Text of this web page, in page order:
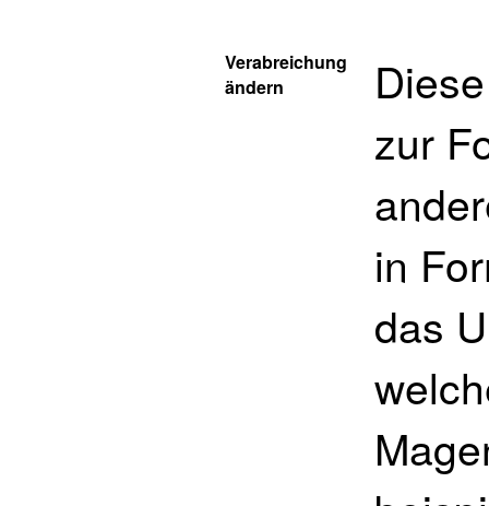
Verabreichung
ändern
zur
in
das